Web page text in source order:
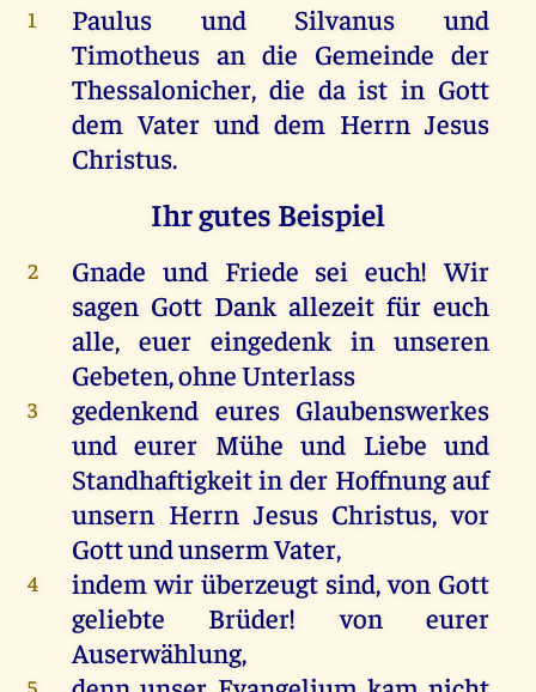
1
Paulus und Silvanus und
Timotheus an die Gemeinde der
Thessalonicher, die da ist in Gott
dem Vater und dem Herrn Jesus
Christus.
Ihr gutes Beispiel
2
Gnade und Friede sei euch! Wir
sagen Gott Dank allezeit für euch
alle, euer eingedenk in unseren
Gebeten, ohne Unterlass
3
gedenkend eures Glaubenswerkes
und eurer Mühe und Liebe und
Standhaftigkeit in der Hoffnung auf
unsern Herrn Jesus Christus, vor
Gott und unserm Vater,
4
indem wir überzeugt sind, von Gott
geliebte Brüder! von eurer
Auserwählung,